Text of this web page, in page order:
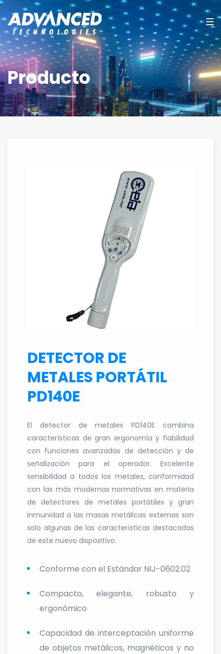
Producto
DETECTOR DE
METALES PORTÁTIL
PD140E
El detector de metales PD140E combina
características de gran ergonomía y fiabilidad
con funciones avanzadas de detección y de
señalización para el operador. Excelente
sensibilidad a todos los metales, conformidad
con las más modernas normativas en materia
de detectores de metales portátiles y gran
inmunidad a las masas metálicas externas son
solo algunas de las características destacadas
de este nuevo dispositivo.
Conforme con el Estándar NIJ-0602.02
Compacto, elegante, robusto y
ergonómico
Capacidad de interceptación uniforme
de objetos metálicos, magnéticos y no